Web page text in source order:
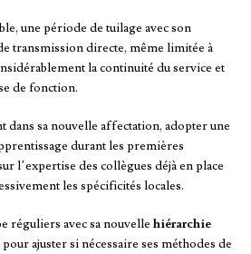
une période de tuilage avec son
transmission directe, même limitée à
la continuité du service et
de fonction.
dans sa nouvelle affectation, adopter une
durant les premières
l’expertise des collègues déjà en place
les spécificités locales.
réguliers avec sa nouvelle hiérarchie
ajuster si nécessaire ses méthodes de